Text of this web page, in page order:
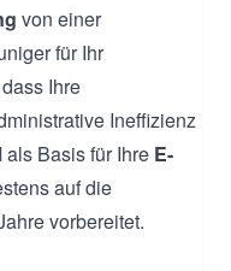
von einer
für Ihr
Ihre
Ineffizienz
Basis für Ihre E-
auf die
vorbereitet.